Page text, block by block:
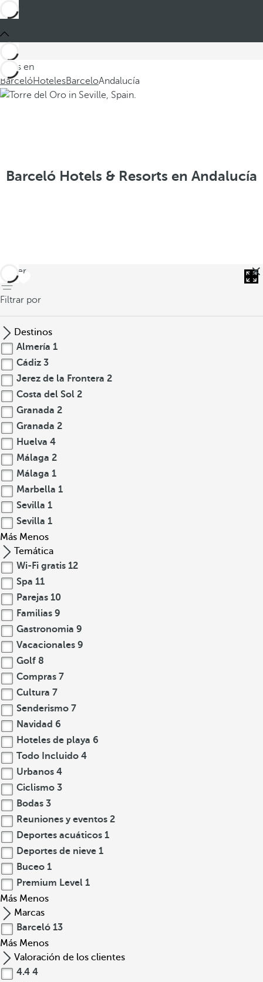
Estás en
BarcelóHotelesBarceloAndalucía
Barceló Hotels & Resorts en Andalucía
volver
Filtrar por
Destinos
Almería 1
Cádiz 3
Jerez de la Frontera 2
Costa del Sol 2
Granada 2
Granada 2
Huelva 4
Málaga 2
Málaga 1
Marbella 1
Sevilla 1
Sevilla 1
Más Menos
Temática
Wi-Fi gratis 12
Spa 11
Parejas 10
Familias 9
Gastronomia 9
Vacacionales 9
Golf 8
Compras 7
Cultura 7
Senderismo 7
Navidad 6
Hoteles de playa 6
Todo Incluido 4
Urbanos 4
Ciclismo 3
Bodas 3
Reuniones y eventos 2
Deportes acuáticos 1
Deportes de nieve 1
Buceo 1
Premium Level 1
Más Menos
Marcas
Barceló 13
Más Menos
Valoración de los clientes
4.4 4